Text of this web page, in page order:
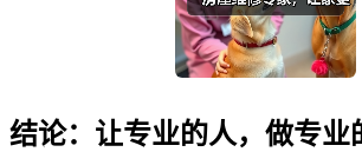
结论：让专业的人，做专业